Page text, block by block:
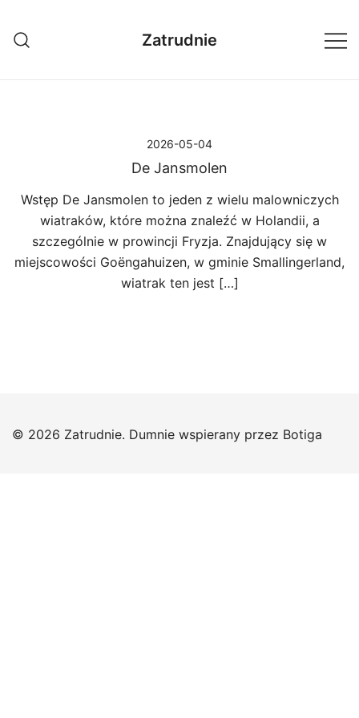
treści
Zatrudnie
2026-05-04
De Jansmolen
Wstęp De Jansmolen to jeden z wielu malowniczych
wiatraków, które można znaleźć w Holandii, a
szczególnie w prowincji Fryzja. Znajdujący się w
miejscowości Goëngahuizen, w gminie Smallingerland,
wiatrak ten jest […]
© 2026 Zatrudnie. Dumnie wspierany przez Botiga